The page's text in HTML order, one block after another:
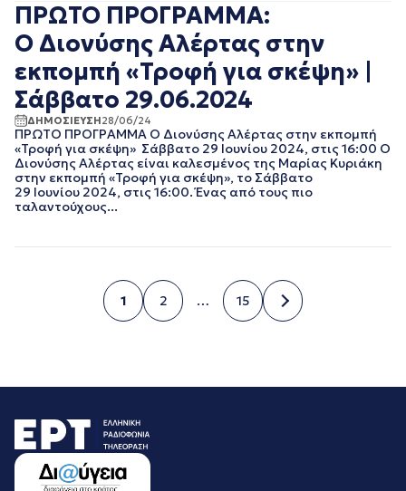
ΠΡΩΤΟ ΠΡΟΓΡΑΜΜΑ:
Ο Διονύσης Αλέρτας στην
εκπομπή «Τροφή για σκέψη» |
Σάββατο 29.06.2024
ΔΗΜΟΣΙΕΥΣΗ28/06/24
ΠΡΩΤΟ ΠΡΟΓΡΑΜΜΑ Ο Διονύσης Αλέρτας στην εκπομπή
«Τροφή για σκέψη» Σάββατο 29 Ιουνίου 2024, στις 16:00 Ο
Διονύσης Αλέρτας είναι καλεσμένος της Μαρίας Κυριάκη
στην εκπομπή «Τροφή για σκέψη», το Σάββατο
29 Ιουνίου 2024, στις 16:00. Ένας από τους πιο
ταλαντούχους...
Σελίδα
1
Σελίδα
2
…
Σελίδα
15